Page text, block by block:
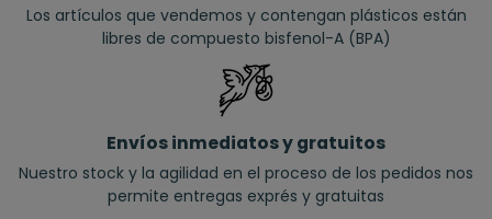
Los artículos que vendemos y contengan plásticos están
libres de compuesto bisfenol-A (BPA)
Envíos inmediatos y gratuitos
Nuestro stock y la agilidad en el proceso de los pedidos nos
permite entregas exprés y gratuitas